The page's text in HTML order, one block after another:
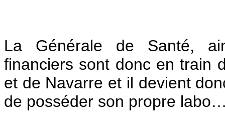
La Générale de Santé,
financiers sont donc en train
et de Navarre et il devient
de posséder son propre